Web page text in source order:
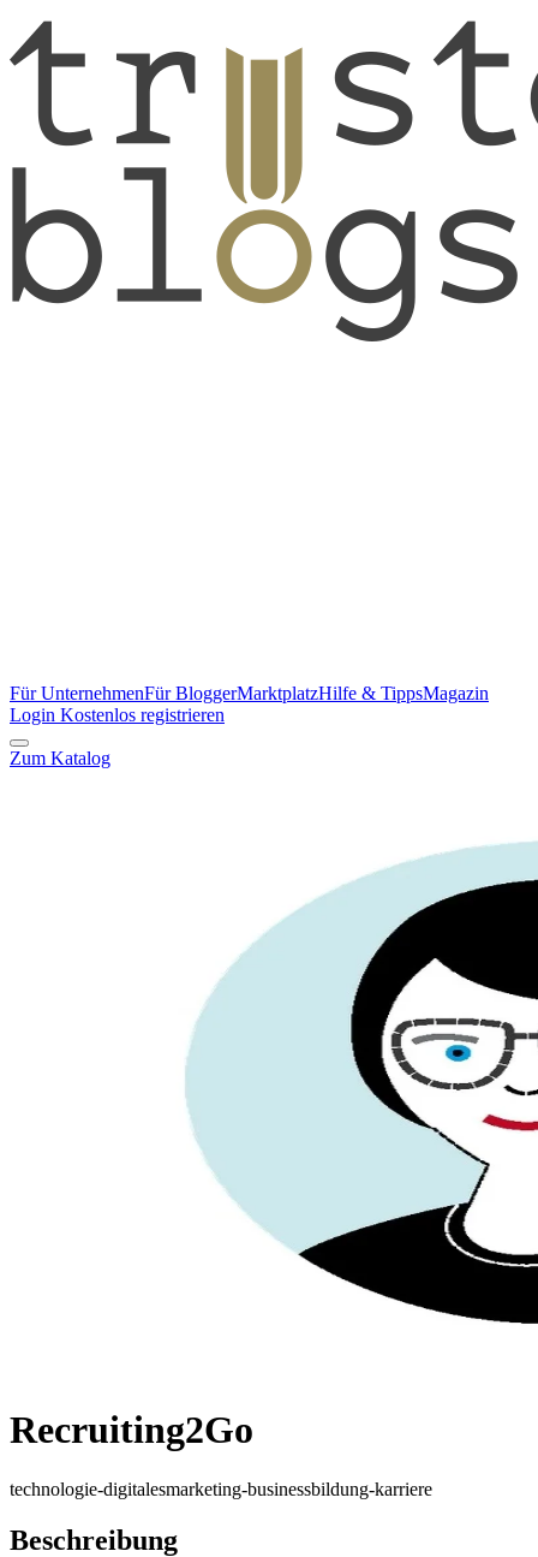
Für UnternehmenFür BloggerMarktplatzHilfe & TippsMagazin
Login Kostenlos registrieren
Zum Katalog
Recruiting2Go
technologie-digitalesmarketing-businessbildung-karriere
Beschreibung